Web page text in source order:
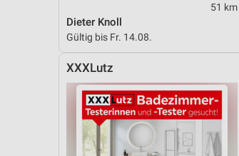
51 km
Dieter Knoll
Gültig bis Fr. 14.08.
XXXLutz
Messung der Performance von Inhalten
Analyse von Zielgruppen durch Statistiken
Entwicklung und Verbesserung der Angebote
Verwendung reduzierter Daten zur Auswahl